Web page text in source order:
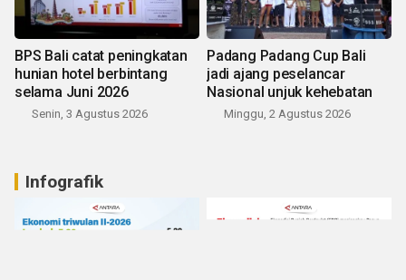
BPS Bali catat peningkatan
hunian hotel berbintang
selama Juni 2026
Senin, 3 Agustus 2026
Padang Padang Cup Bali
jadi ajang peselancar
Nasional unjuk kehebatan
Minggu, 2 Agustus 2026
Infografik